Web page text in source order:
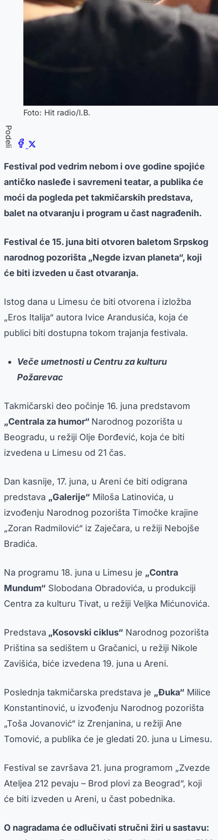
Foto: Hit radio/I.B.
Podeli
Festival pod vedrim nebom i ove godine spojiće
antičko nasleđe i savremeni teatar, a publika će
moći da pogleda pet takmičarskih predstava,
balet na otvaranju i program u čast nagrađenih.
Festival će 15. juna biti otvoren baletom Srpskog
narodnog pozorišta „Negde izvan planeta“, koji
će biti izveden u čast otvaranja.
Istog dana u Limesu će biti otvorena i izložba
„Eros Italija“ autora Ivice Arandusića, koja će
publici biti dostupna tokom trajanja festivala.
Veče umetnosti u Centru za kulturu
Požarevac
Takmičarski deo počinje 16. juna predstavom
„Centrala za humor“ Narodnog pozorišta u
Beogradu, u režiji Olje Đorđević, koja će biti
izvedena u Limesu od 21 čas.
Dan kasnije, 17. juna, u Areni će biti odigrana
predstava „Galerije“ Miloša Latinovića, u
izvođenju Narodnog pozorišta Timočke krajine
„Zoran Radmilović“ iz Zaječara, u režiji Nebojše
Bradića.
Na programu 18. juna u Limesu je „Contra
Mundum“ Slobodana Obradovića, u produkciji
Centra za kulturu Tivat, u režiji Veljka Mićunovića.
Predstava „Kosovski ciklus“ Narodnog pozorišta
Priština sa sedištem u Gračanici, u režiji Nikole
Zavišića, biće izvedena 19. juna u Areni.
Poslednja takmičarska predstava je „Đuka“ Milice
Konstantinović, u izvođenju Narodnog pozorišta
„Toša Jovanović“ iz Zrenjanina, u režiji Ane
Tomović, a publika će je gledati 20. juna u Limesu.
Festival se završava 21. juna programom „Zvezde
Ateljea 212 pevaju – Brod plovi za Beograd“, koji
će biti izveden u Areni, u čast pobednika.
O nagradama će odlučivati stručni žiri u sastavu: